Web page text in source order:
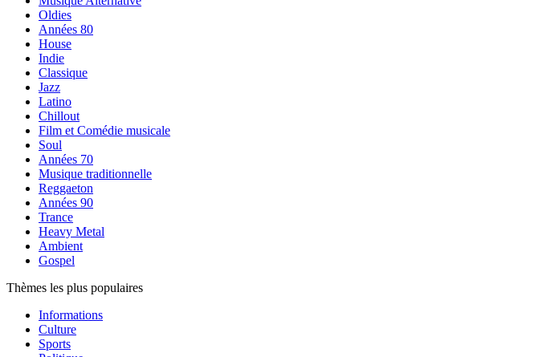
Oldies
Années 80
House
Indie
Classique
Jazz
Latino
Chillout
Film et Comédie musicale
Soul
Années 70
Musique traditionnelle
Reggaeton
Années 90
Trance
Heavy Metal
Ambient
Gospel
Thèmes les plus populaires
Informations
Culture
Sports